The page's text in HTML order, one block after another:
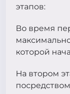
этапов:
Во время
которой
На втором